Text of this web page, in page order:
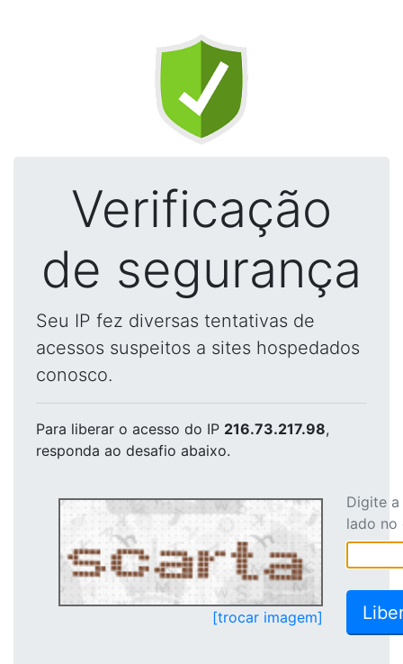
Verificação
de segurança
Seu IP fez diversas tentativas de
acessos suspeitos a sites hospedados
conosco.
Para liberar o acesso do IP 216.73.217.98,
responda ao desafio abaixo.
[trocar imagem]
Digite
lado no